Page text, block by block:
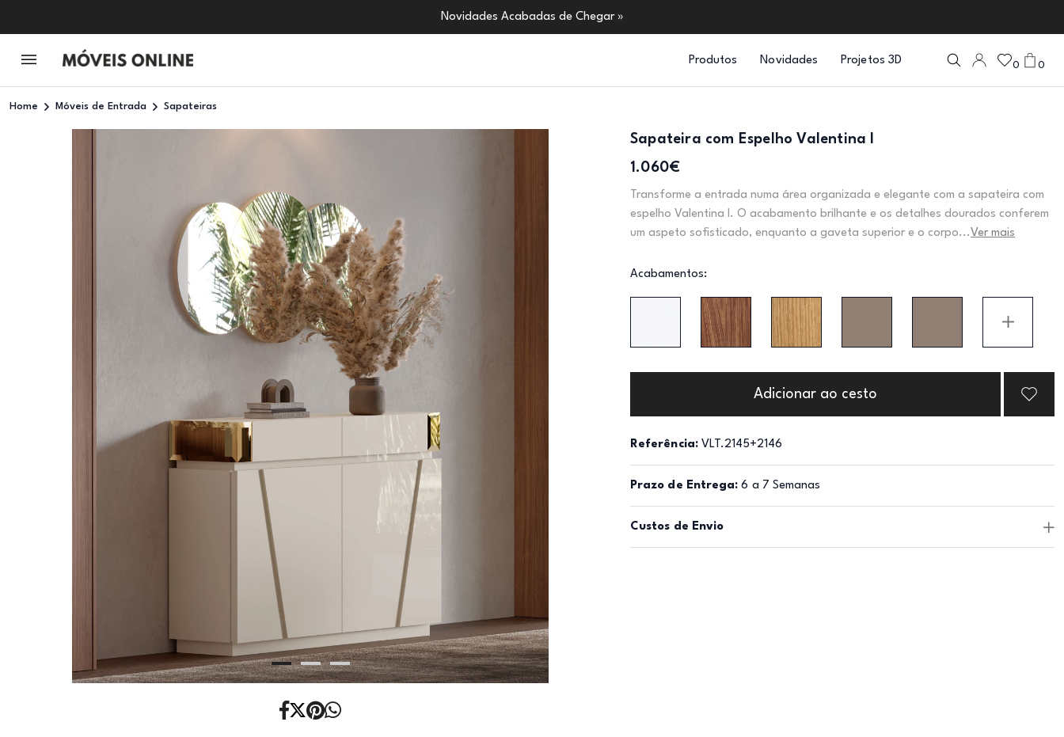
Novidades Acabadas de Chegar »
Produtos Novidades Projetos 3D 0 0
Home Móveis de Entrada Sapateiras
Sapateira com Espelho Valentina I
1.060€
Transforme a entrada numa área organizada e elegante com a sapateira com
espelho Valentina I. O acabamento brilhante e os detalhes dourados conferem
um aspeto sofisticado, enquanto a gaveta superior e o corpo... Ver mais
Acabamentos:
Adicionar ao cesto
Referência: VLT.2145+2146
Prazo de Entrega: 6 a 7 Semanas
Custos de Envio